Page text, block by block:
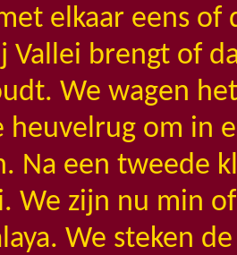
elkaar eens of
Vallei brengt of
We wagen
heuvelrug om in
Na een tweede
We zijn nu min
We steken